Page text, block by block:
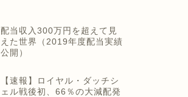
配当収入300万円を超えて見
えた世界（2019年度配当実績
公開）
【速報】ロイヤル・ダッチシ
ェル戦後初、66％の大減配発